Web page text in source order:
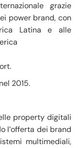
grazie
power brand, con
Latina e alle
2015.
property digitali
l’offerta dei brand
multimediali,